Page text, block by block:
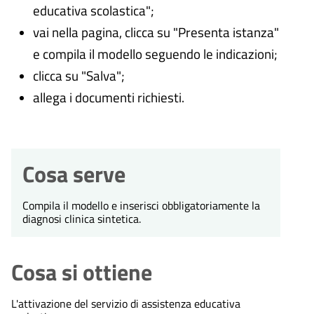
educativa scolastica";
vai nella pagina, clicca su "Presenta istanza"
e compila il modello seguendo le indicazioni;
clicca su "Salva";
allega i documenti richiesti.
Cosa serve
Compila il modello e inserisci obbligatoriamente la
diagnosi clinica sintetica.
Cosa si ottiene
L'attivazione del servizio di assistenza educativa